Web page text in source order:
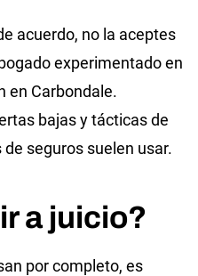
acuerdo, no la aceptes
experimentado en
en Carbondale.
bajas y tácticas de
seguros suelen usar.
a juicio?
por completo, es